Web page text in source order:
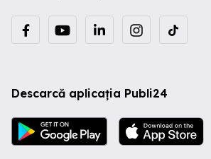
Descarcă aplicația Publi24